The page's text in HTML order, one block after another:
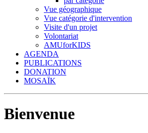
Vue géographique
Vue catégorie d'intervention
Visite d'un projet
Volontariat
AMUforKIDS
AGENDA
PUBLICATIONS
DONATION
MOSAÏK
Bienvenue